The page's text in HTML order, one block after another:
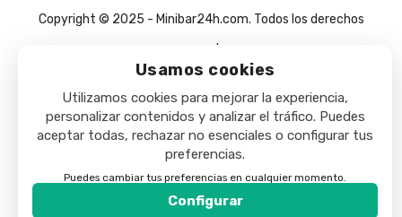
Usamos cookies
Utilizamos cookies para mejorar la experiencia,
personalizar contenidos y analizar el tráfico. Puedes
aceptar todas, rechazar no esenciales o configurar tus
preferencias.
Puedes cambiar tus preferencias en cualquier momento.
Configurar
Copyright © 2025 - Minibar24h.com. Todos los derechos
reservados.